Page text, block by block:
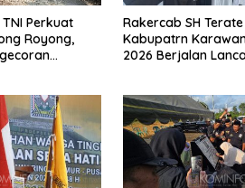
Perkuat
Royong,
Rakercab SH
Kabupatrn
2026 Berjalan